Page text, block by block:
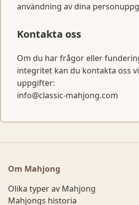
användning av dina
Kontakta oss
Om du har frågor eller
integritet kan du kontakta oss
uppgifter:
info@classic-mahjong.com
Om Mahjong
Olika typer av Mahjong
Mahjongs historia